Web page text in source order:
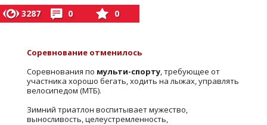
3287 0 0
Соревнование отменилось
Соревнования по мульти-спорту, требующее от
участника хорошо бегать, ходить на лыжах, управлять
велосипедом (МТБ).
Зимний триатлон воспитывает мужество,
выносливость, целеустремленность,